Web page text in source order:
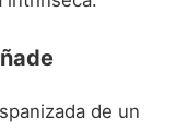
de un